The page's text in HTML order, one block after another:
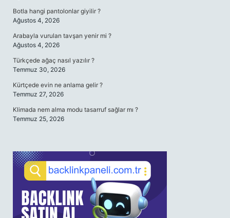
Botla hangi pantolonlar giyilir ?
Ağustos 4, 2026
Arabayla vurulan tavşan yenir mi ?
Ağustos 4, 2026
Türkçede ağaç nasıl yazılır ?
Temmuz 30, 2026
Kürtçede evin ne anlama gelir ?
Temmuz 27, 2026
Klimada nem alma modu tasarruf sağlar mı ?
Temmuz 25, 2026